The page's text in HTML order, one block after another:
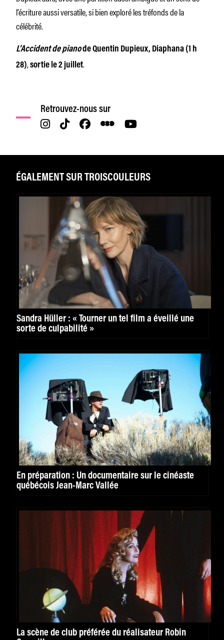
l’écriture aussi versatile, si bien exploré les tréfonds de la
célébrité.
L’Accident de pianode Quentin Dupieux, Diaphana (1 h
28),sortie le 2 juillet.
Retrouvez-nous sur
ÉGALEMENT SUR TROISCOULEURS
Sandra Hüller : « Tourner un tel film a éveillé une
sorte de culpabilité »
En préparation : Un documentaire sur le cinéaste
québécois Jean-Marc Vallée
La scène de club préférée du réalisateur Robin